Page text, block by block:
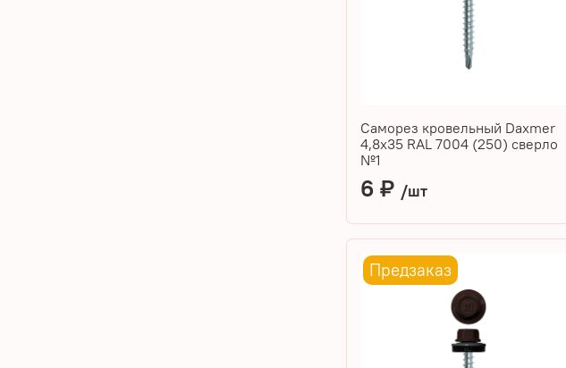
Саморез кровельный Daxmer
4,8х35 RAL 7004 (250) сверло
№1
6 ₽ /шт
Предзаказ